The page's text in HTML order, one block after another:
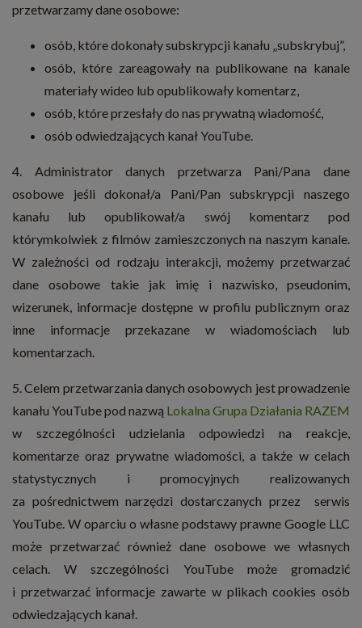
przetwarzamy dane osobowe:
osób, które dokonały subskrypcji kanału „subskrybuj”,
osób, które zareagowały na publikowane na kanale
materiały wideo lub opublikowały komentarz,
osób, które przesłały do nas prywatną wiadomość,
osób odwiedzających kanał YouTube.
4. Administrator danych przetwarza Pani/Pana dane
osobowe jeśli dokonał/a Pani/Pan subskrypcji naszego
kanału lub opublikował/a swój komentarz pod
którymkolwiek z filmów zamieszczonych na naszym kanale.
W zależności od rodzaju interakcji, możemy przetwarzać
dane osobowe takie jak imię i nazwisko, pseudonim,
wizerunek, informacje dostępne w profilu publicznym oraz
inne informacje przekazane w wiadomościach lub
komentarzach.
5. Celem przetwarzania danych osobowych jest prowadzenie
kanału YouTube pod nazwą Lokalna Grupa Działania RAZEM
w szczególności udzielania odpowiedzi na reakcje,
komentarze oraz prywatne wiadomości, a także w celach
statystycznych i promocyjnych realizowanych
za pośrednictwem narzędzi dostarczanych przez serwis
YouTube. W oparciu o własne podstawy prawne Google LLC
może przetwarzać również dane osobowe we własnych
celach. W szczególności YouTube może gromadzić
i przetwarzać informacje zawarte w plikach cookies osób
odwiedzających kanał.